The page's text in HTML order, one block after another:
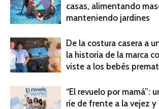
casas, alimentando
manteniendo jardines
De la costura casera a
la historia de la marca
viste a los bebés
“El revuelo por mamá”:
ríe de frente a la vejez y